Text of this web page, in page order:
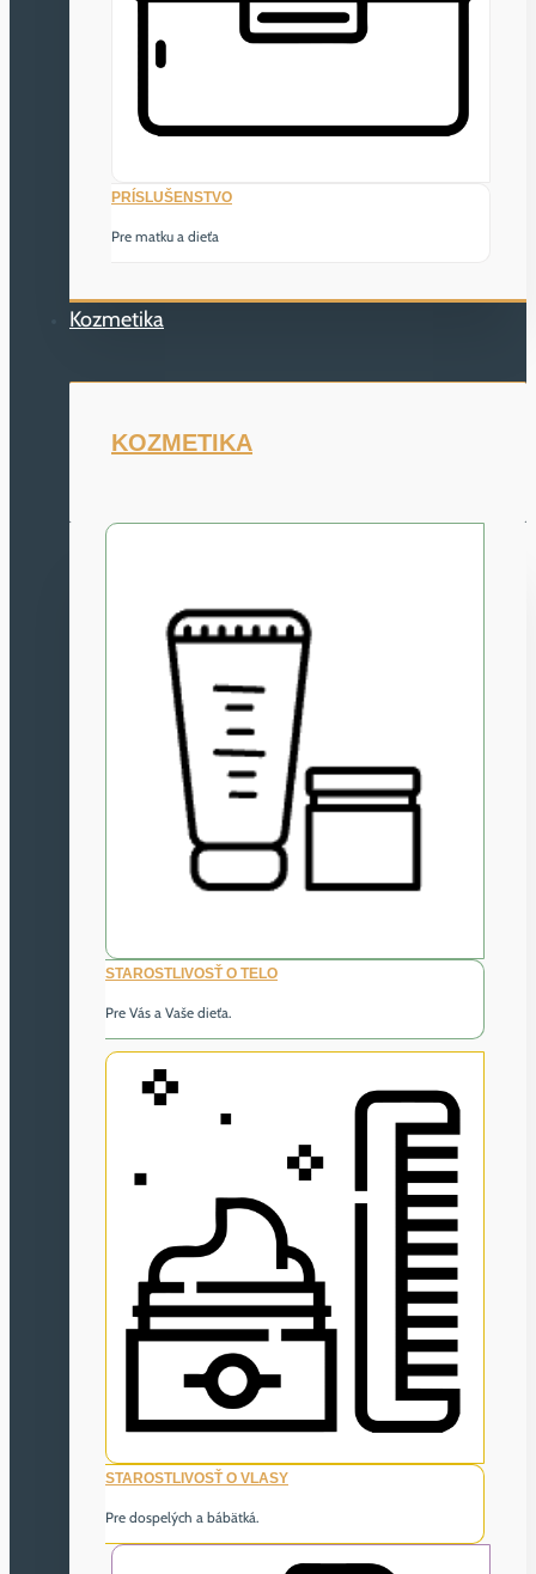
PRÍSLUŠENSTVO
Pre matku a dieťa
Kozmetika
KOZMETIKA
STAROSTLIVOSŤ O TELO
Pre Vás a Vaše dieťa.
STAROSTLIVOSŤ O VLASY
Pre dospelých a bábätká.